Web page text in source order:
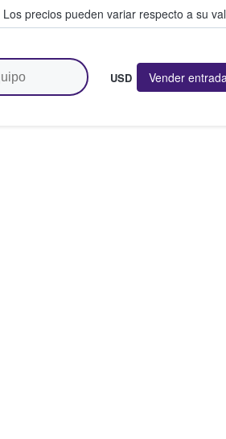
Los precios pueden variar respecto a su
USD Vender